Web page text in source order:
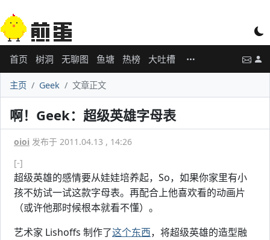
首页 树洞 无聊图 鱼塘 热榜 大吐槽
主页 Geek 文章正文
啊！Geek：超级英雄字母表
oioi 发布于 2011.04.13 , 14:26
[-]
超级英雄的感情要从娃娃培养起，So，如果你家里有小
孩不妨试一试这款字母表。再配合上他喜欢看的动画片
（或许他那时候根本就看不懂）。
艺术家 Lishoffs 制作了这个东西，将超级英雄的造型融